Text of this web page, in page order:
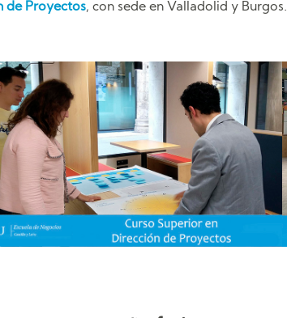
de Proyectos, con sede en Valladolid y Burgos.